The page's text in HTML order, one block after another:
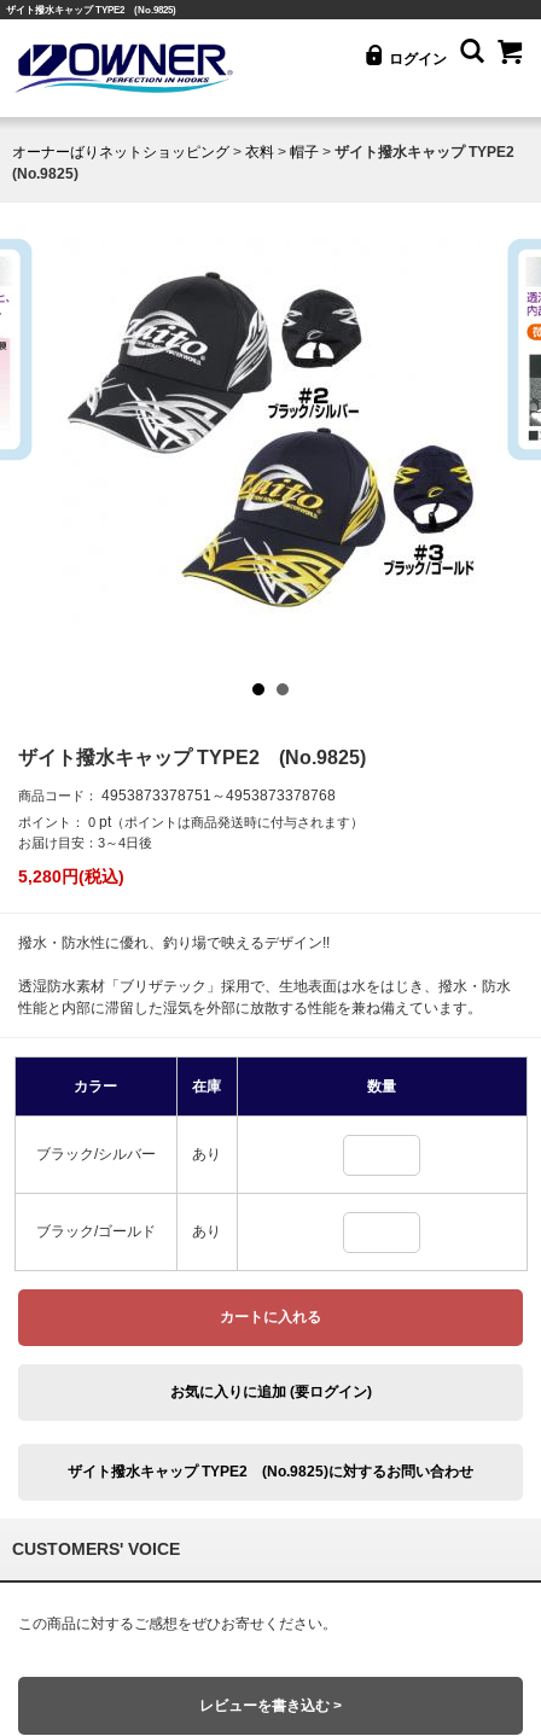
ザイト撥水キャップ TYPE2 (No.9825)
ログイン
オーナーばりネットショッピング > 衣料 > 帽子 > ザイト撥水キャップ TYPE2
(No.9825)
ザイト撥水キャップ TYPE2 (No.9825)
商品コード： 4953873378751～4953873378768
ポイント： 0 pt （ポイントは商品発送時に付与されます）
お届け目安：3～4日後
5,280円(税込)
撥水・防水性に優れ、釣り場で映えるデザイン!!
透湿防水素材「ブリザテック」採用で、生地表面は水をはじき、撥水・防水
性能と内部に滞留した湿気を外部に放散する性能を兼ね備えています。
カラー 在庫 数量
ブラック/シルバー あり
ブラック/ゴールド あり
カートに入れる
お気に入りに追加 (要ログイン)
ザイト撥水キャップ TYPE2 (No.9825)に対するお問い合わせ
CUSTOMERS' VOICE
この商品に対するご感想をぜひお寄せください。
レビューを書き込む >